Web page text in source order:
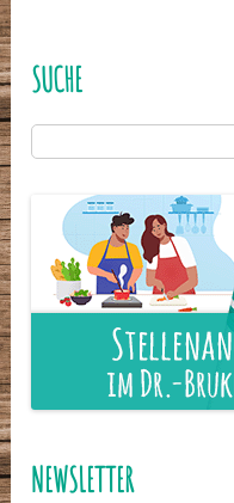
SUCHE
NEWSLETTER